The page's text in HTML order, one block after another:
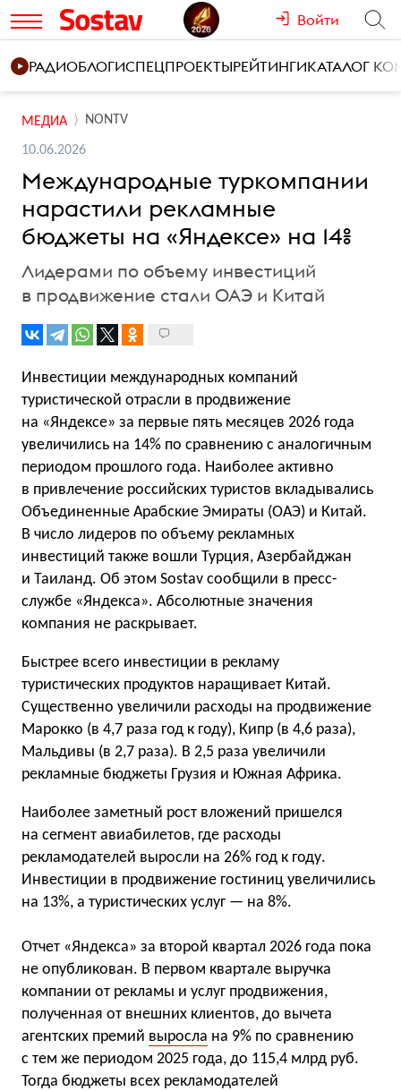
Войти
РАДИОБЛОГИСПЕЦПРОЕКТЫРЕЙТИНГИКАТАЛОГ
МЕДИА NONTV
10.06.2026
Международные туркомпании
нарастили рекламные
бюджеты на «Яндексе» на 14%
Лидерами по объему инвестиций
в продвижение стали ОАЭ и Китай
Инвестиции международных компаний
туристической отрасли в продвижение
на «Яндексе» за первые пять месяцев 2026 года
увеличились на 14% по сравнению с аналогичным
периодом прошлого года. Наиболее активно
в привлечение российских туристов вкладывались
Объединенные Арабские Эмираты (ОАЭ) и Китай.
В число лидеров по объему рекламных
инвестиций также вошли Турция, Азербайджан
и Таиланд. Об этом Sostav сообщили в пресс-
службе «Яндекса». Абсолютные значения
компания не раскрывает.
Быстрее всего инвестиции в рекламу
туристических продуктов наращивает Китай.
Существенно увеличили расходы на продвижение
Марокко (в 4,7 раза год к году), Кипр (в 4,6 раза),
Мальдивы (в 2,7 раза). В 2,5 раза увеличили
рекламные бюджеты Грузия и Южная Африка.
Наиболее заметный рост вложений пришелся
на сегмент авиабилетов, где расходы
рекламодателей выросли на 26% год к году.
Инвестиции в продвижение гостиниц увеличились
на 13%, а туристических услуг — на 8%.
Отчет «Яндекса» за второй квартал 2026 года пока
не опубликован. В первом квартале выручка
компании от рекламы и услуг продвижения,
полученная от внешних клиентов, до вычета
агентских премий выросла на 9% по сравнению
с тем же периодом 2025 года, до 115,4 млрд руб.
Тогда бюджеты всех рекламодателей